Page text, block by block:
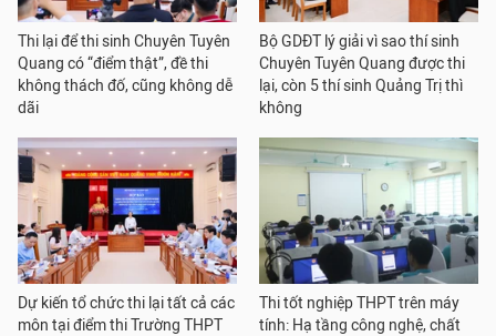
Thi lại để thi sinh Chuyên Tuyên
Quang có “điểm thật”, đề thi
không thách đố, cũng không dễ
dãi
Bộ GDĐT lý giải vì sao thí sinh
Chuyên Tuyên Quang được thi
lại, còn 5 thí sinh Quảng Trị thì
không
Dự kiến tổ chức thi lại tất cả các
môn tại điểm thi Trường THPT
Thi tốt nghiệp THPT trên máy
tính: Hạ tầng công nghệ, chất